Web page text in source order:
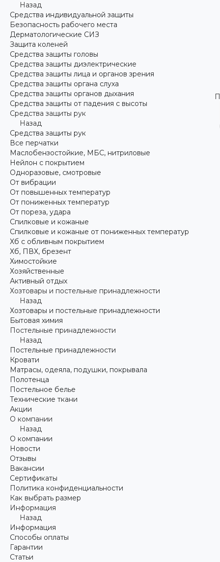
Назад
Средства индивидуальной защиты
Безопасность рабочего места
Дерматологические СИЗ
Защита коленей
Средства защиты головы
Средства защиты диэлектрические
Средства защиты лица и органов зрения
Средства защиты органа слуха
Средства защиты органов дыхания
Средства защиты от падения с высоты
Средства защиты рук
Назад
Средства защиты рук
Все перчатки
Маслобензостойкие, МБС, нитриловые
Нейлон с покрытием
Одноразовые, смотровые
От вибрации
От повышенных температур
От пониженных температур
От пореза, удара
Спилковые и кожаные
Спилковые и кожаные от пониженных температур
Хб с обливным покрытием
Хб, ПВХ, брезент
Химостойкие
Хозяйственные
Активный отдых
Хозтовары и постельные принадлежности
Назад
Хозтовары и постельные принадлежности
Бытовая химия
Постельные принадлежности
Назад
Постельные принадлежности
Кровати
Матрасы, одеяла, подушки, покрывала
Полотенца
Постельное белье
Технические ткани
Акции
О компании
Назад
О компании
Новости
Отзывы
Вакансии
Сертификаты
Политика конфиденциальности
Как выбрать размер
Информация
Назад
Информация
Способы оплаты
Гарантии
Статьи